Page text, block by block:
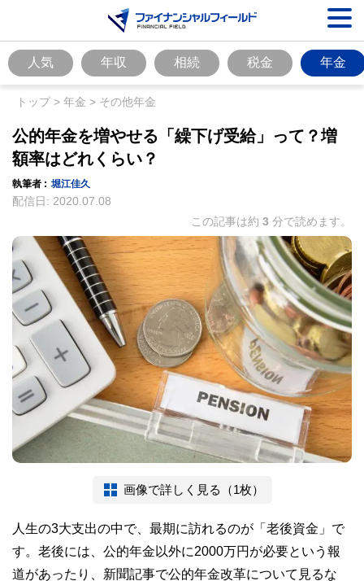
人気 年収 相続 税金 年金
トップ> 年金 > その他年金
公的年金を増やせる「繰下げ受給」って？増
額率はどれくらい？
執筆者 : 堀江佳久
配信日: 2020.07.08
この記事は約 3 分で読めます。
画像で詳しく見る（1枚）
人生の3大支出の中で、最期に訪れるのが「老後資金」で
す。老後には、公的年金以外に2000万円が必要という報
道があったり、新聞記事で公的年金改革について見るな